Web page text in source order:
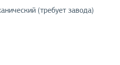
(требует завода)